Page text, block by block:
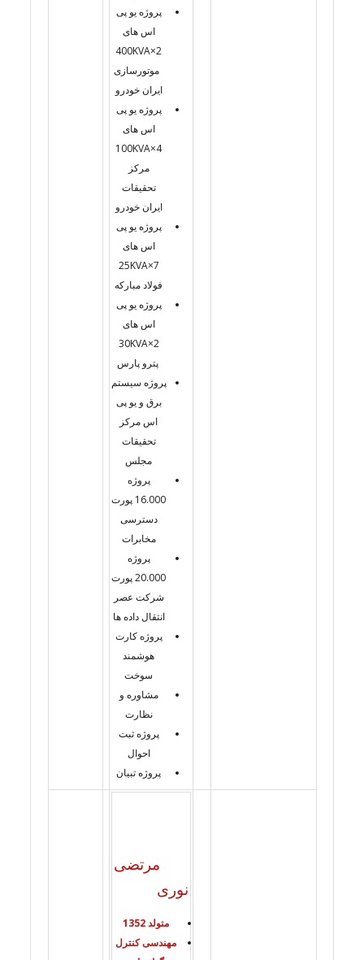
پروژه یو پی
اس های
2×400KVA
موتورسازی
ایران خودرو
پروژه یو پی
اس های
4×100KVA
مرکز
تحقیقات
ایران خودرو
پروژه یو پی
اس های
7×25KVA
فولاد مبارکه
پروژه یو پی
اس های
2×30KVA
پترو پارس
پروژه سیستم
برق و یو پی
اس مرکز
تحقیقات
مجلس
پروژه
16.000 پورت
دسترسی
مخابرات
پروژه
20.000 پورت
شرکت عصر
انتقال داده ها
پروژه کارت
هوشمند
سوخت
مشاوره و
نظارت
پروژه ثبت
احوال
پروژه تبیان
مرتضی
نوری
متولد 1352
مهندسی کنترل